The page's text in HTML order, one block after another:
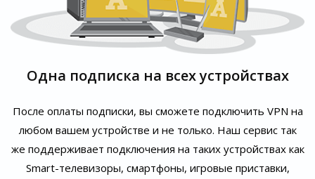
Одна подписка на всех устройствах
После оплаты подписки, вы сможете подключить VPN на
любом вашем устройстве и не только. Наш сервис так
же поддерживает подключения на таких устройствах как
Smart-телевизоры, смартфоны, игровые приставки,